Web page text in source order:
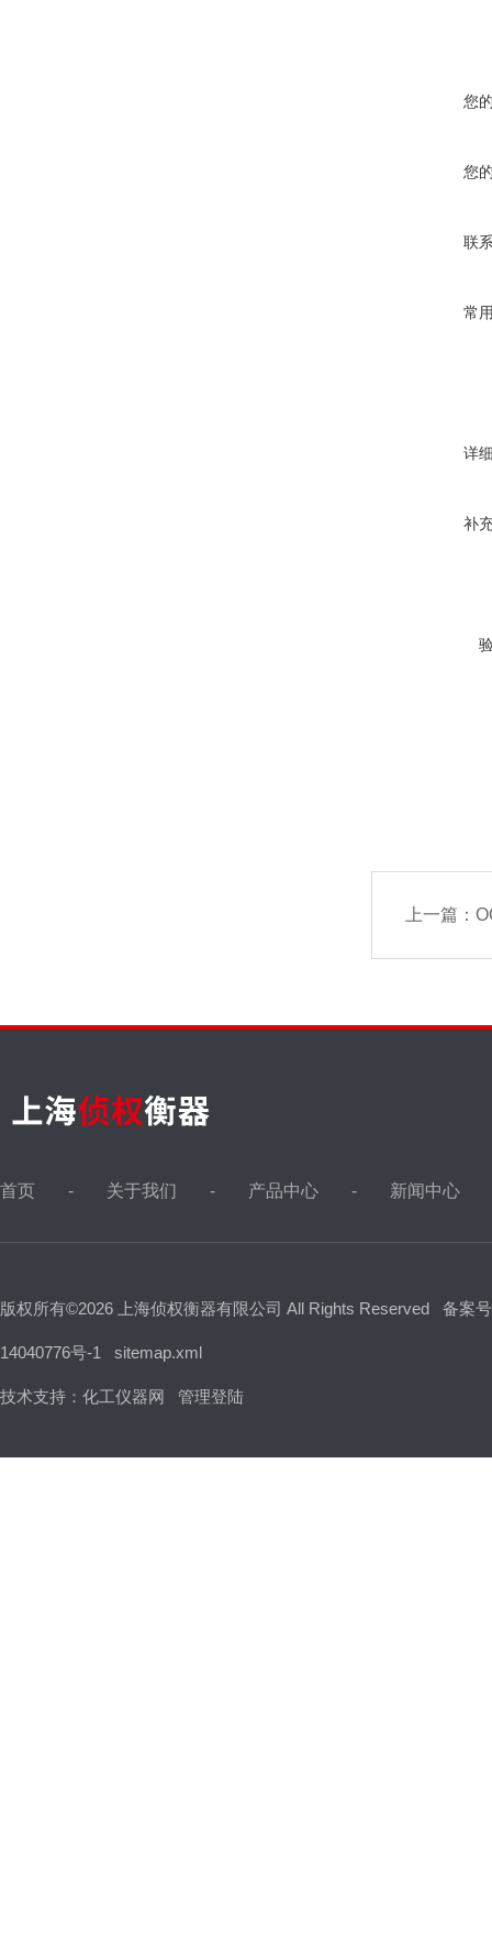
您
您
联
常
详
补
上一篇：
首页 关于我们 产品中心 新闻中心
版权所有©2026 上海侦权衡器有限公司 All Rights Reserved 备案
14040776号-1 sitemap.xml
技术支持： 化工仪器网 管理登陆